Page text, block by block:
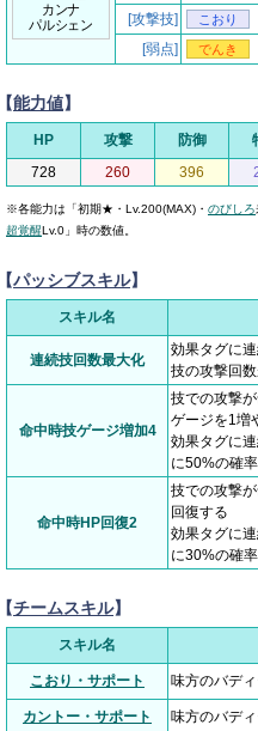
カンナ
パルシェン
[攻撃技] こおり
[弱点] でんき
能力値】
HP 攻撃 防御
728
260 396
※各能力は「初期★・Lv.200(MAX)・ のびしろ
超覚醒Lv.0」時の数値。
パッシブスキル】
スキル名
連続技回数最大化
効果タグに
技の攻撃回
命中時技ゲージ増加4
技での攻撃
ゲージを1増
効果タグに
に50%の確
命中時HP回復2
技での攻撃
回復する
効果タグに
に30%の確
チームスキル】
スキル名
こおり・サポート 味方のバデ
カントー・サポート 味方のバデ